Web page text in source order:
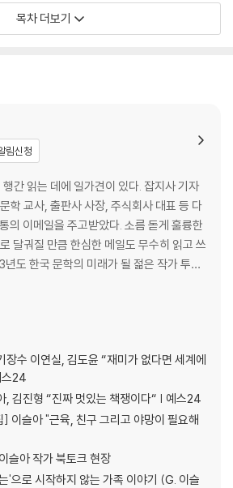
방황한다』를 읽고 (41p)
어?
고 (48p)
해
읽고 (65p)
일 또 만나』를 읽고 (77p)
목차 더보기
림신청
간 읽는 데에 일가견이 있다. 잡지사 기자
학 교사, 출판사 사장, 주식회사 대표 등 다
의 이메일을 주고받았다. 소름 돋게 훌륭한
달궈질 만큼 한심한 메일도 무수히 읽고 쓰
도 한국 문학의 미래가 될 젊은 작가 투표
율을 향해 달리는 아버지의 성실한 세속성을
았다.
수 이연실, 김도윤 “재미가 없다면 세계에
스24
, 김진형 “진짜 멋있는 책쟁이다“ | 예스24
이슬아 "근육, 친구 그리고 야망이 필요해
이슬아 작가 북토크 현장
'으로 시작하지 않는 가족 이야기 (G. 이슬